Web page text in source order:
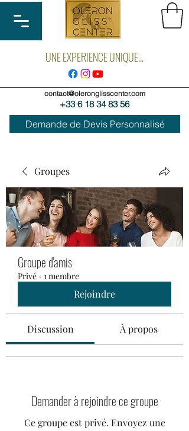
UNE EXPERIENCE UNIQUE...
contact@oleronglisscenter.com
+33 6 18 34 83 56
Demande de Devis Personnalisé
Groupes
Groupe d'amis
Privé · 1 membre
Rejoindre
Discussion À propos
Demander à rejoindre ce groupe
Ce groupe est privé. Envoyez une